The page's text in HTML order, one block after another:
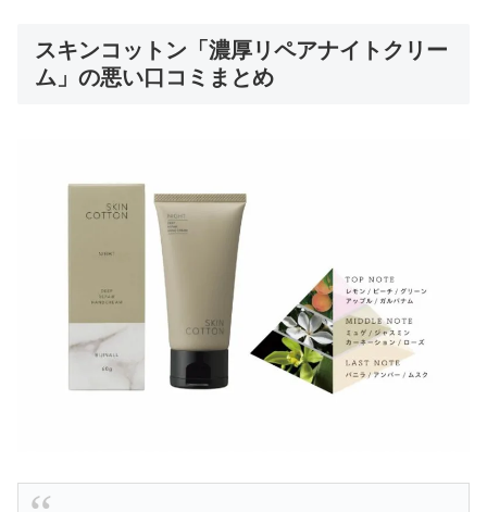
スキンコットン「濃厚リペアナイトクリー
ム」の悪い口コミまとめ